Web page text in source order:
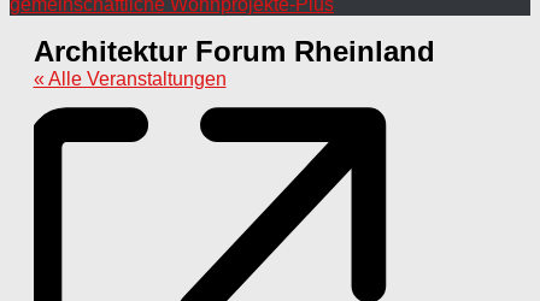
Architektur Forum Rheinland
« Alle Veranstaltungen